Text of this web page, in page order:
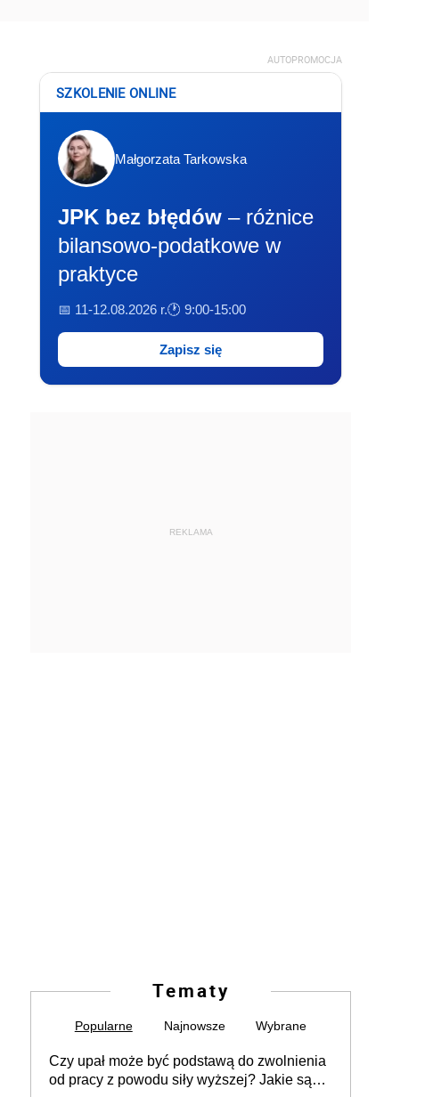
AUTOPROMOCJA
SZKOLENIE ONLINE
Małgorzata Tarkowska
JPK bez błędów – różnice
bilansowo-podatkowe w
praktyce
📅 11-12.08.2026 r.🕐 9:00-15:00
Zapisz się
REKLAMA
Tematy
Popularne Najnowsze Wybrane
Czy upał może być podstawą do zwolnienia
od pracy z powodu siły wyższej? Jakie są